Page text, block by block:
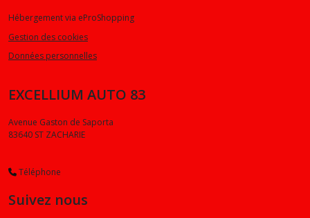
Hébergement via eProShopping
Gestion des cookies
Données personnelles
EXCELLIUM AUTO 83
Avenue Gaston de Saporta
83640 ST ZACHARIE
Téléphone
Suivez nous